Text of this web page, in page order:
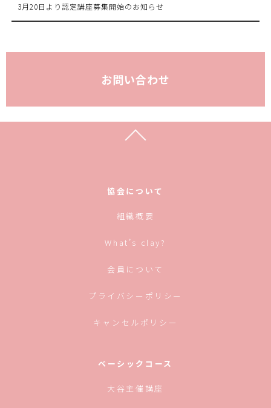
3月20日より認定講座募集開始のお知らせ
お問い合わせ
協会について
組織概要
What’s clay?
会員について
プライバシーポリシー
キャンセルポリシー
ベーシックコース
大谷主催講座